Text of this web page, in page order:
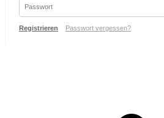
Registrieren Passwort vergessen?